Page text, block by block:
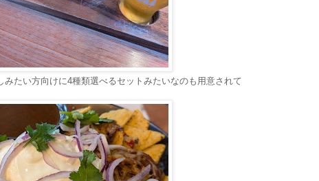
みたい方向けに4種類選べるセットみたいなのも用意されて